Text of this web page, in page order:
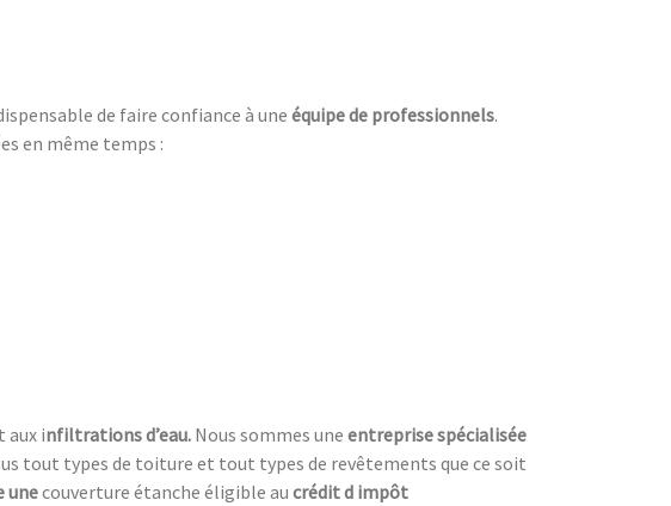
de faire confiance à uneéquipe de professionnels.
en même temps :
aux infiltrations d’eau. Nous sommes une entreprise spécialisée
tout types de toiture et tout types de revêtements que ce soit
unecouverture étanche éligible au crédit d impôt